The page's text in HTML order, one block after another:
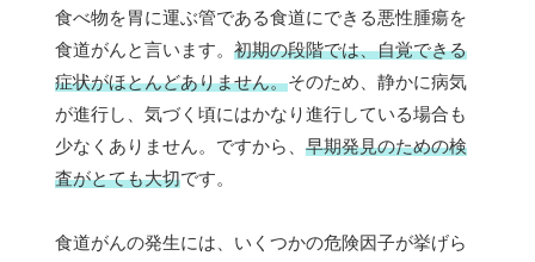
食べ物を胃に運ぶ管である食道にできる悪性腫瘍を
食道がんと言います。 初期の段階では、自覚できる
症状がほとんどありません。そのため、静かに病気
が進行し、気づく頃にはかなり進行している場合も
少なくありません。ですから、 早期発見のための検
査がとても大切です。
食道がんの発生には、いくつかの危険因子が挙げら